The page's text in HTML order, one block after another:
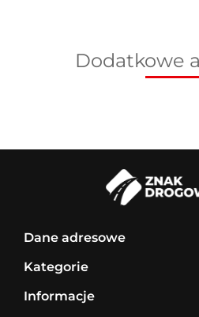
Dodatkowe
Dane adresowe
Kategorie
Informacje